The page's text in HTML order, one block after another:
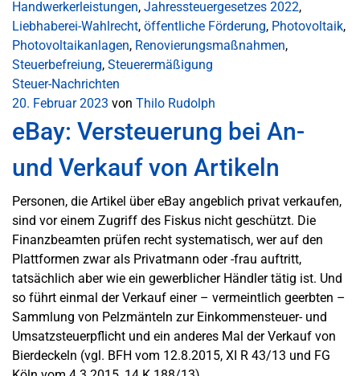
Handwerkerleistungen, Jahressteuergesetzes 2022,
Liebhaberei-Wahlrecht, öffentliche Förderung, Photovoltaik,
Photovoltaikanlagen, Renovierungsmaßnahmen,
Steuerbefreiung, Steuerermäßigung
Steuer-Nachrichten
20. Februar 2023 von Thilo Rudolph
eBay: Versteuerung bei An-
und Verkauf von Artikeln
Personen, die Artikel über eBay angeblich privat verkaufen,
sind vor einem Zugriff des Fiskus nicht geschützt. Die
Finanzbeamten prüfen recht systematisch, wer auf den
Plattformen zwar als Privatmann oder -frau auftritt,
tatsächlich aber wie ein gewerblicher Händler tätig ist. Und
so führt einmal der Verkauf einer – vermeintlich geerbten –
Sammlung von Pelzmänteln zur Einkommensteuer- und
Umsatzsteuerpflicht und ein anderes Mal der Verkauf von
Bierdeckeln (vgl. BFH vom 12.8.2015, XI R 43/13 und FG